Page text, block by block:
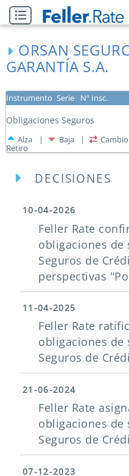
ORSAN
GARANTÍA S.A.
Instrumento Serie Nº Insc.
Obligaciones Seguros
Alza | Baja |
Retiro
DECISIONES
10-04-2026
Feller Rate
obligaciones de
Seguros de
perspectivas
11-04-2025
Feller Rate
obligaciones de
Seguros de
21-06-2024
Feller Rate
obligaciones de
Seguros de
07-12-2023